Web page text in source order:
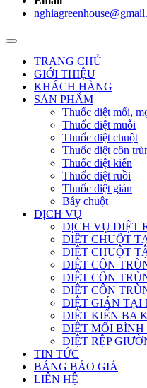
TRANG CHỦ
GIỚI THIỆU
KHÁCH HÀNG
SẢN PHẨM
Thuốc diệt mối,
Thuốc diệt muỗi
Thuốc diệt chuột
Thuốc diệt côn
Thuốc diệt kiến
Thuốc diệt ruồi
Thuốc diệt gián
Bẫy chuột
DỊCH VỤ
DỊCH VỤ DIỆT
DIỆT CHUỘT
DIỆT CHUỘT
DIỆT CÔN
DIỆT CÔN
DIỆT CÔN
DIỆT GIÁN TẠI
DIỆT KIẾN BA
DIỆT MỐI BÌNH
DIỆT RỆP
TIN TỨC
BẢNG BÁO GIÁ
LIÊN HỆ